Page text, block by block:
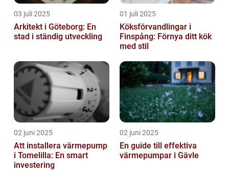
03 juli 2025
Arkitekt i Göteborg: En
stad i ständig utveckling
01 juli 2025
Köksförvandlingar i
Finspång: Förnya ditt kök
med stil
02 juni 2025
Att installera värmepump
i Tomelilla: En smart
investering
02 juni 2025
En guide till effektiva
värmepumpar i Gävle